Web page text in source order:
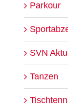
Parkour
SVN
Tanzen